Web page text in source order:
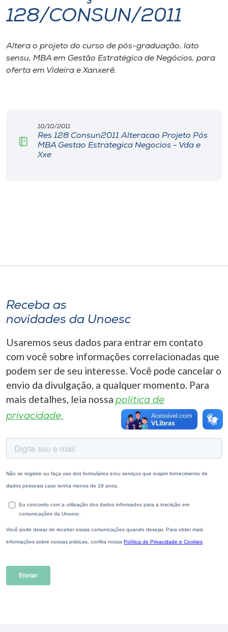
I.nova
Diplomados
Biblioteca
Unoesc
Selecione
A-
128/CONSUN/2011
Altera o projeto do curso de pós-graduação, lato
sensu, MBA em Gestão Estratégica de Negócios, para
oferta em Videira e Xanxerê.
10/10/2011
Res 128 Consun2011 Alteracao Projeto Pós
MBA Gestao Estrategica Negocios - Vda e
Xxe
Receba as
novidades da Unoesc
Usaremos seus dados para entrar em contato
com você sobre informações correlacionadas que
podem ser de seu interesse. Você pode cancelar o
envio da divulgação, a qualquer momento. Para
mais detalhes, leia nossa política de
privacidade.